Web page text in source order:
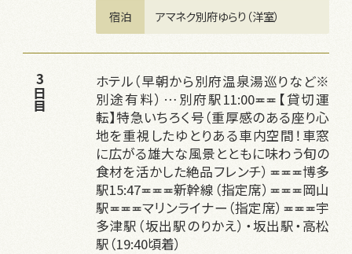
宿泊 アマネク別府ゆらり（洋室）
3日目
ホテル（早朝から別府温泉湯巡りなど※
別途有料）…別府駅11:00≖≖【貸切運
転】特急いちろく号（重厚感のある座り心
地を重視したゆとりある車内空間！車窓
に広がる雄大な風景とともに味わう旬の
食材を活かした絶品フレンチ）≖≖≖博多
駅15:47≖≖≖新幹線（指定席）≖≖≖岡山
駅≖≖≖マリンライナー（指定席）≖≖≖宇
多津駅（坂出駅のりかえ）・坂出駅・高松
駅（19:40頃着）